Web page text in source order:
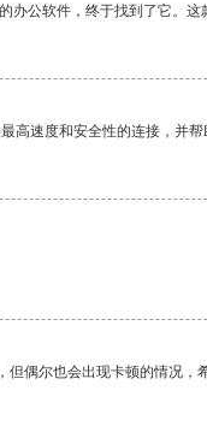
办公软件，终于找到了它。
高速度和安全性的连接，并帮
偶尔也会出现卡顿的情况，